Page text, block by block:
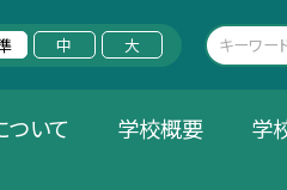
中 大
ついて 学校概要 学